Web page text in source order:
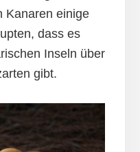
Kanaren einige
dass es
Inseln über
gibt.